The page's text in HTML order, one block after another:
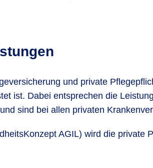
und private
ist. Dabei entsprechen die
sind bei allen privaten
AGIL) wird die private